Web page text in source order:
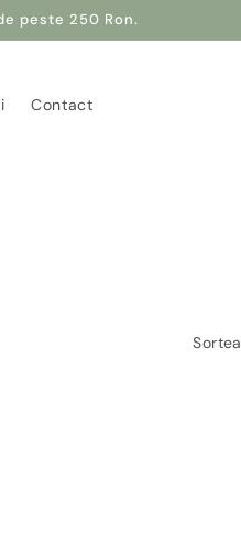
peste 250 Ron.
Contact